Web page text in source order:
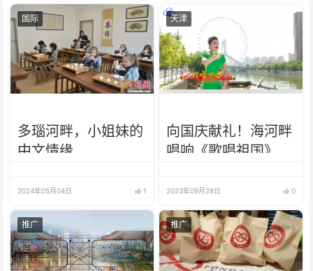
国际
多瑙河畔，小姐妹的
中文情缘
2024年05月04日 1
天津
向国庆献礼！海河畔
唱响《歌唱祖国》
2023年09月28日 0
推广 推广